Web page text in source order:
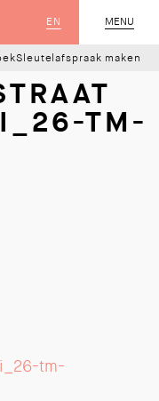
MENU
SLUIT
EN
Sleutelafspraak maken
TM-
tm-